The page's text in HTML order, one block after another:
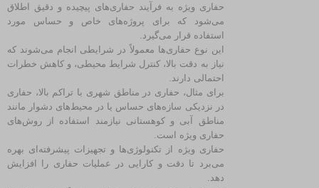
حفاری ویژه به فرآیند حفاری‌های پیچیده و دقیق اطلاق
می‌شود که برای پروژه‌های خاص و حساس مورد
استفاده قرار می‌گیرد.
این نوع حفاری‌ها معمولاً در شرایطی انجام می‌شوند که
نیاز به دقت بالا، کنترل شرایط محیطی، و کاهش خطرات
احتمالی دارند.
برای مثال، حفاری در مناطق شهری با تراکم بالا، حفاری
در نزدیکی سازه‌های حساس یا در محیط‌های دشوار مانند
مناطق آبی و کوهستانی نیازمند استفاده از روش‌های
حفاری ویژه است.
حفاری ویژه از تکنولوژی‌ها و تجهیزات پیشرفته‌ای بهره
می‌برد تا دقت و کارایی در عملیات حفاری را افزایش
دهد.